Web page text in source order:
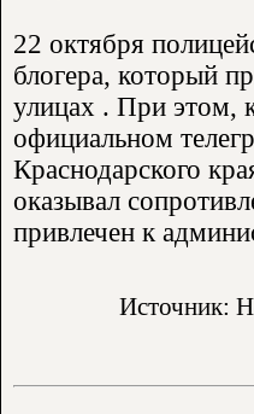
22 октября
блогера, который
улицах . При этом,
официальном
Краснодарского
оказывал
привлечен к
Источник: